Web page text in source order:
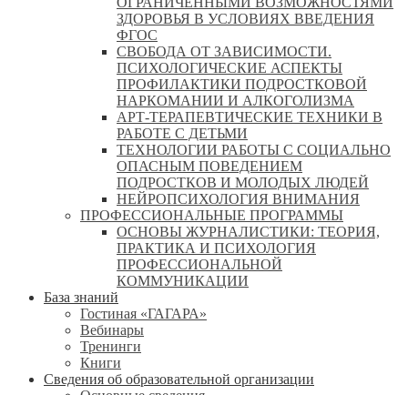
ЗДОРОВЬЯ В УСЛОВИЯХ ВВЕДЕНИЯ
ФГОС
СВОБОДА ОТ ЗАВИСИМОСТИ.
ПСИХОЛОГИЧЕСКИЕ АСПЕКТЫ
ПРОФИЛАКТИКИ ПОДРОСТКОВОЙ
НАРКОМАНИИ И АЛКОГОЛИЗМА
АРТ-ТЕРАПЕВТИЧЕСКИЕ ТЕХНИКИ В
РАБОТЕ С ДЕТЬМИ
ТЕХНОЛОГИИ РАБОТЫ С СОЦИАЛЬНО
ОПАСНЫМ ПОВЕДЕНИЕМ
ПОДРОСТКОВ И МОЛОДЫХ ЛЮДЕЙ
НЕЙРОПСИХОЛОГИЯ ВНИМАНИЯ
ПРОФЕССИОНАЛЬНЫЕ ПРОГРАММЫ
ОСНОВЫ ЖУРНАЛИСТИКИ: ТЕОРИЯ,
ПРАКТИКА И ПСИХОЛОГИЯ
ПРОФЕССИОНАЛЬНОЙ
КОММУНИКАЦИИ
База знаний
Гостиная «ГАГАРА»
Вебинары
Тренинги
Книги
Сведения об образовательной организации